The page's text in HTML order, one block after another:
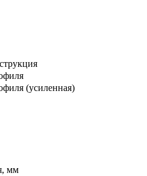
(усиленная)
мм